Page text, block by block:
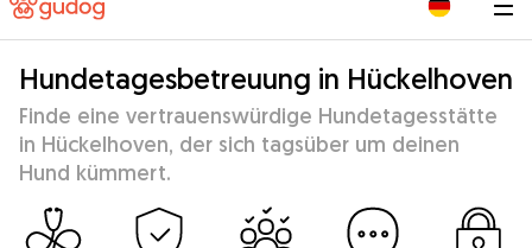
Hundetagesbetreuung in Hückelhoven
Finde eine vertrauenswürdige Hundetagesstätte
in Hückelhoven, der sich tagsüber um deinen
Hund kümmert.